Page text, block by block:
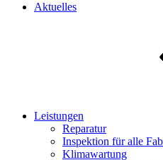
Aktuelles
Leistungen
Reparatur
Inspektion für alle
Klimawartung